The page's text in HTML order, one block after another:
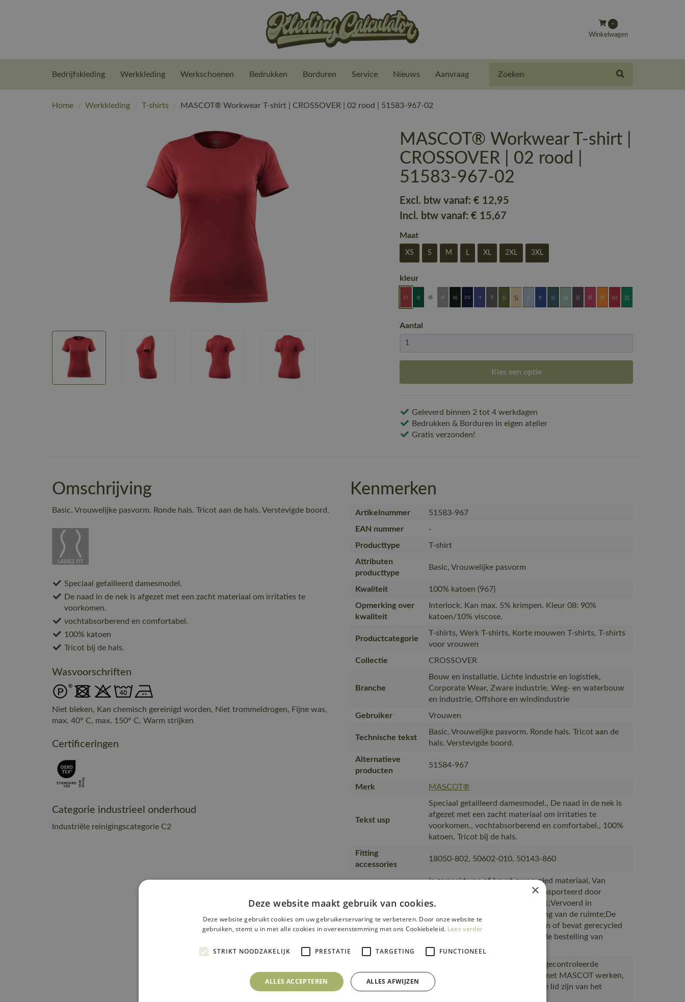
-
Winkelwagen
Bedrijfskleding Werkkleding Werkschoenen Bedrukken Borduren Service Nieuws Aanvraag
Home / Werkkleding / T-shirts / MASCOT® Workwear T-shirt | CROSSOVER | 02 rood | 51583-967-02
MASCOT® Workwear T-shirt |
CROSSOVER | 02 rood |
51583-967-02
Excl. btw vanaf:€ 12,95
Incl. btw vanaf:€ 15,67
Maat
XS S M L XL 2XL 3XL
kleur
Aantal
Kies een optie
Geleverd binnen 2 tot 4 werkdagen
Bedrukken & Borduren in eigen atelier
Gratis verzonden!
Omschrijving
Basic. Vrouwelijke pasvorm. Ronde hals. Tricot aan de hals. Verstevigde boord.
Speciaal getailleerd damesmodel.
De naad in de nek is afgezet met een zacht materiaal om irritaties te
voorkomen.
vochtabsorberend en comfortabel.
100% katoen
Tricot bij de hals.
Wasvoorschriften
Niet bleken, Kan chemisch gereinigd worden, Niet trommeldrogen, Fijne was,
max. 40° C, max. 150° C, Warm strijken
Certificeringen
Categorie industrieel onderhoud
Industriële reinigingscategorie C2
Kenmerken
Artikelnummer
51583-967
EAN nummer
-
Producttype
T-shirt
Attributen
producttype
Basic, Vrouwelijke pasvorm
Kwaliteit
100% katoen (967)
Opmerking over
kwaliteit
Interlock. Kan max. 5% krimpen. Kleur 08: 90%
katoen/10% viscose.
Productcategorie
T-shirts, Werk T-shirts, Korte mouwen T-shirts, T-shirts
voor vrouwen
Collectie
CROSSOVER
Branche
Bouw en installatie, Lichte industrie en logistiek,
Corporate Wear, Zware industrie, Weg- en waterbouw
en industrie, Offshore en windindustrie
Gebruiker
Vrouwen
Technische tekst
Basic. Vrouwelijke pasvorm. Ronde hals. Tricot aan de
hals. Verstevigde boord.
Alternatieve
producten
51584-967
Merk MASCOT®
Tekst usp
Speciaal getailleerd damesmodel., De naad in de nek is
afgezet met een zacht materiaal om irritaties te
voorkomen., vochtabsorberend en comfortabel., 100%
katoen, Tricot bij de hals.
Fitting
accessories
18050-802, 50602-010, 50143-860
Transport en
verpakking
is gemaakt van of bevat gerecycled materiaal, Van
productie naar magazijnen getransporteerd door
transportpartners met ISO 14001;Vervoerd in
zendingen met maximale benutting van de ruimte;De
productverpakking is gemaakt van of bevat gerecycled
materiaal;De verpakking waarin de bestelling van
MASCOT
Productie
Geproduceerd in Bangladesh bij gecontroleerde
partners die al meer dan 10 jaar met MASCOT werken,
Geproduceerd bij leveranciers die lid zijn van het
×
Deze website maakt gebruik van cookies.
Deze website gebruikt cookies om uw gebruikerservaring te verbeteren. Door onze website te
gebruiken, stemt u in met alle cookies in overeenstemming met ons Cookiebeleid. Lees verder
STRIKT NOODZAKELIJK PRESTATIE TARGETING FUNCTIONEEL
ALLES ACCEPTEREN ALLES AFWIJZEN